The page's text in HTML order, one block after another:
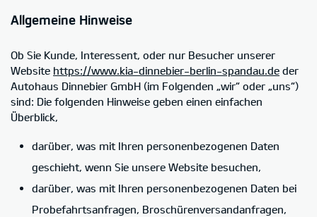
Allgemeine Hinweise
Ob Sie Kunde, Interessent, oder nur Besucher unserer
Website https://www.kia-dinnebier-berlin-spandau.de der
Autohaus Dinnebier GmbH (im Folgenden „wir“ oder „uns“)
sind: Die folgenden Hinweise geben einen einfachen
Überblick,
darüber, was mit Ihren personenbezogenen Daten
geschieht, wenn Sie unsere Website besuchen,
darüber, was mit Ihren personenbezogenen Daten bei
Probefahrtsanfragen, Broschürenversandanfragen,